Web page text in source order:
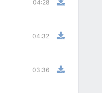
04:28
04:32
03:36